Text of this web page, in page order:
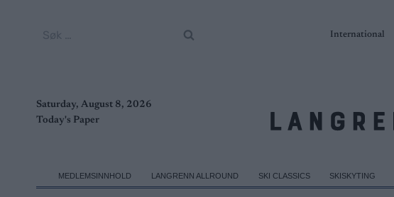
International
Saturday, August 8, 2026
Today's Paper
MEDLEMSINNHOLD LANGRENN ALLROUND SKI CLASSICS SKISKYTING